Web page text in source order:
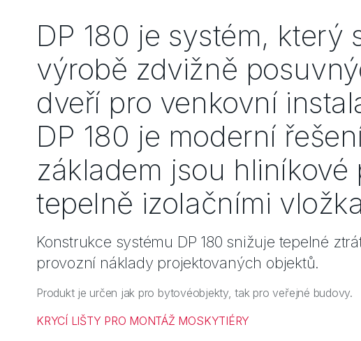
DP 180 je systém, který
výrobě zdvižně
dveří pro venkovní
DP 180 je moderní
základem jsou hliníkové
tepelně izolačními
Konstrukce systému DP 180 snižuje tepelné
provozní náklady projektovaných objektů.
Produkt je určen jak pro bytovéobjekty, tak pro veřejné budovy.
KRYCÍ LIŠTY PRO MONTÁŽ MOSKYTIÉRY